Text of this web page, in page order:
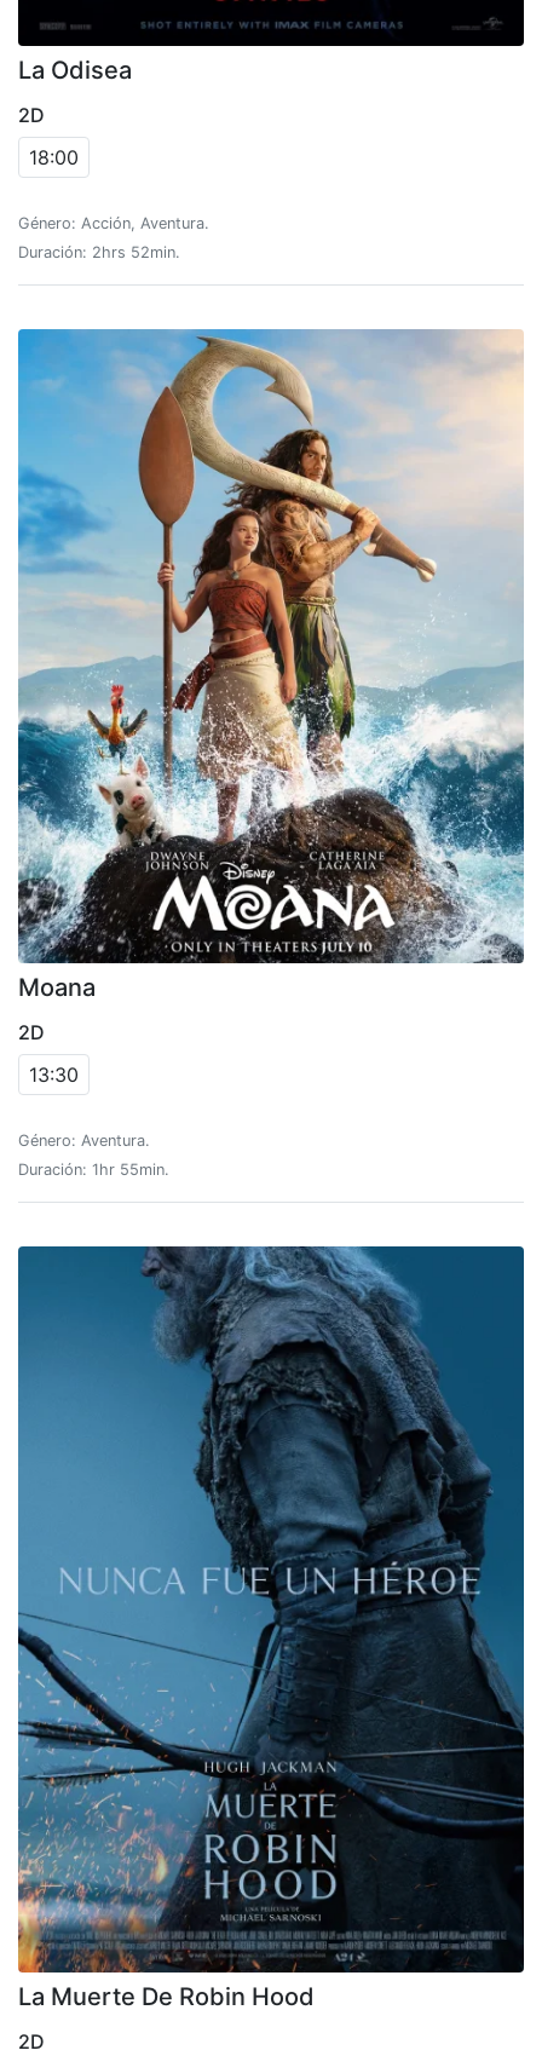
La Odisea
2D
18:00
Género: Acción, Aventura.
Duración: 2hrs 52min.
Moana
2D
13:30
Género: Aventura.
Duración: 1hr 55min.
La Muerte De Robin Hood
2D